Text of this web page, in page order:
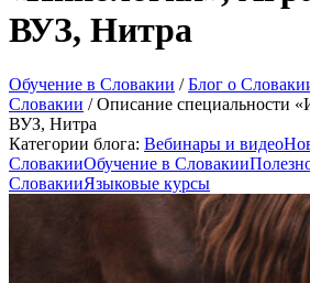
ВУЗ, Нитра
Обучение в Словакии /Блог о
Словакии /Описание специальности
ВУЗ, Нитра
Категории блога: Вебинары и видео
СловакииОбучение в Словакии
СловакииЯзыковые курсы